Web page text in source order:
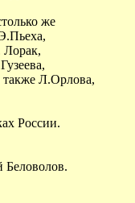
же
Лорак,
Л.Орлова,
России.
Беловолов.